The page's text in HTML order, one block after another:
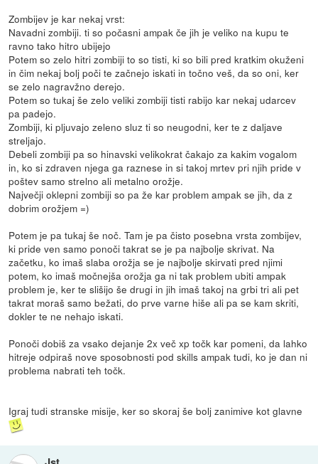
Zombijev je kar nekaj vrst:
Navadni zombiji. ti so počasni ampak če jih je veliko na kupu te
ravno tako hitro ubijejo
Potem so zelo hitri zombiji to so tisti, ki so bili pred kratkim okuženi
in čim nekaj bolj poči te začnejo iskati in točno veš, da so oni, ker
se zelo nagravžno derejo.
Potem so tukaj še zelo veliki zombiji tisti rabijo kar nekaj udarcev
pa padejo.
Zombiji, ki pljuvajo zeleno sluz ti so neugodni, ker te z daljave
streljajo.
Debeli zombiji pa so hinavski velikokrat čakajo za kakim vogalom
in, ko si zdraven njega ga raznese in si takoj mrtev pri njih pride v
poštev samo strelno ali metalno orožje.
Največji oklepni zombiji so pa že kar problem ampak se jih, da z
dobrim orožjem =)
Potem je pa tukaj še noč. Tam je pa čisto posebna vrsta zombijev,
ki pride ven samo ponoči takrat se je pa najbolje skrivat. Na
začetku, ko imaš slaba orožja se je najbolje skirvati pred njimi
potem, ko imaš močnejša orožja ga ni tak problem ubiti ampak
problem je, ker te slišijo še drugi in jih imaš takoj na grbi tri ali pet
takrat moraš samo bežati, do prve varne hiše ali pa se kam skriti,
dokler te ne nehajo iskati.
Ponoči dobiš za vsako dejanje 2x več xp točk kar pomeni, da lahko
hitreje odpiraš nove sposobnosti pod skills ampak tudi, ko je dan ni
problema nabrati teh točk.
Igraj tudi stranske misije, ker so skoraj še bolj zanimive kot glavne